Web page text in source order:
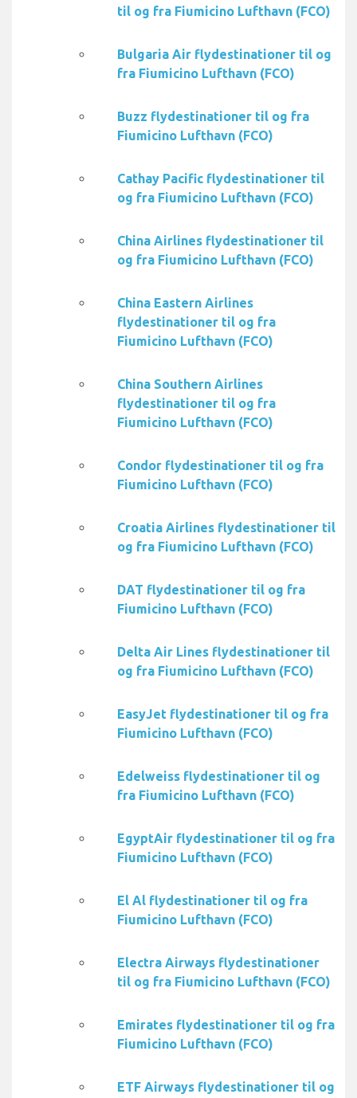
til og fra Fiumicino Lufthavn (FCO)
Bulgaria Air flydestinationer til og
fra Fiumicino Lufthavn (FCO)
Buzz flydestinationer til og fra
Fiumicino Lufthavn (FCO)
Cathay Pacific flydestinationer til
og fra Fiumicino Lufthavn (FCO)
China Airlines flydestinationer til
og fra Fiumicino Lufthavn (FCO)
China Eastern Airlines
flydestinationer til og fra
Fiumicino Lufthavn (FCO)
China Southern Airlines
flydestinationer til og fra
Fiumicino Lufthavn (FCO)
Condor flydestinationer til og fra
Fiumicino Lufthavn (FCO)
Croatia Airlines flydestinationer til
og fra Fiumicino Lufthavn (FCO)
DAT flydestinationer til og fra
Fiumicino Lufthavn (FCO)
Delta Air Lines flydestinationer til
og fra Fiumicino Lufthavn (FCO)
EasyJet flydestinationer til og fra
Fiumicino Lufthavn (FCO)
Edelweiss flydestinationer til og
fra Fiumicino Lufthavn (FCO)
EgyptAir flydestinationer til og fra
Fiumicino Lufthavn (FCO)
El Al flydestinationer til og fra
Fiumicino Lufthavn (FCO)
Electra Airways flydestinationer
til og fra Fiumicino Lufthavn (FCO)
Emirates flydestinationer til og fra
Fiumicino Lufthavn (FCO)
ETF Airways flydestinationer til og